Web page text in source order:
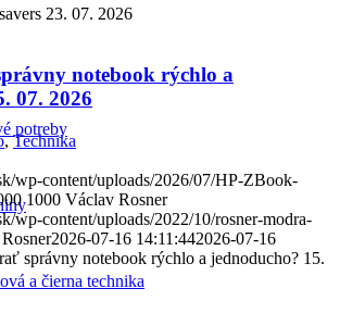
potreby
a čierna technika
23. 07. 2026
notebook rýchlo a
07. 2026
,Technika
wp-content/uploads/2026/07/HP-ZBook-
1000 Václav Rosner
wp-content/uploads/2022/10/rosner-modra-
2026-07-16 14:11:442026-07-16
správny notebook rýchlo a jednoducho? 15.